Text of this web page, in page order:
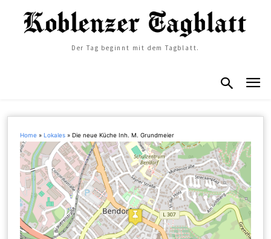
Der Tag beginnt mit dem Tagblatt.
Home »Lokales »Die neue Küche Inh. M. Grundmeier